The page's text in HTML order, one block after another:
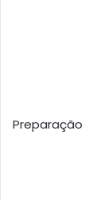
Preparação